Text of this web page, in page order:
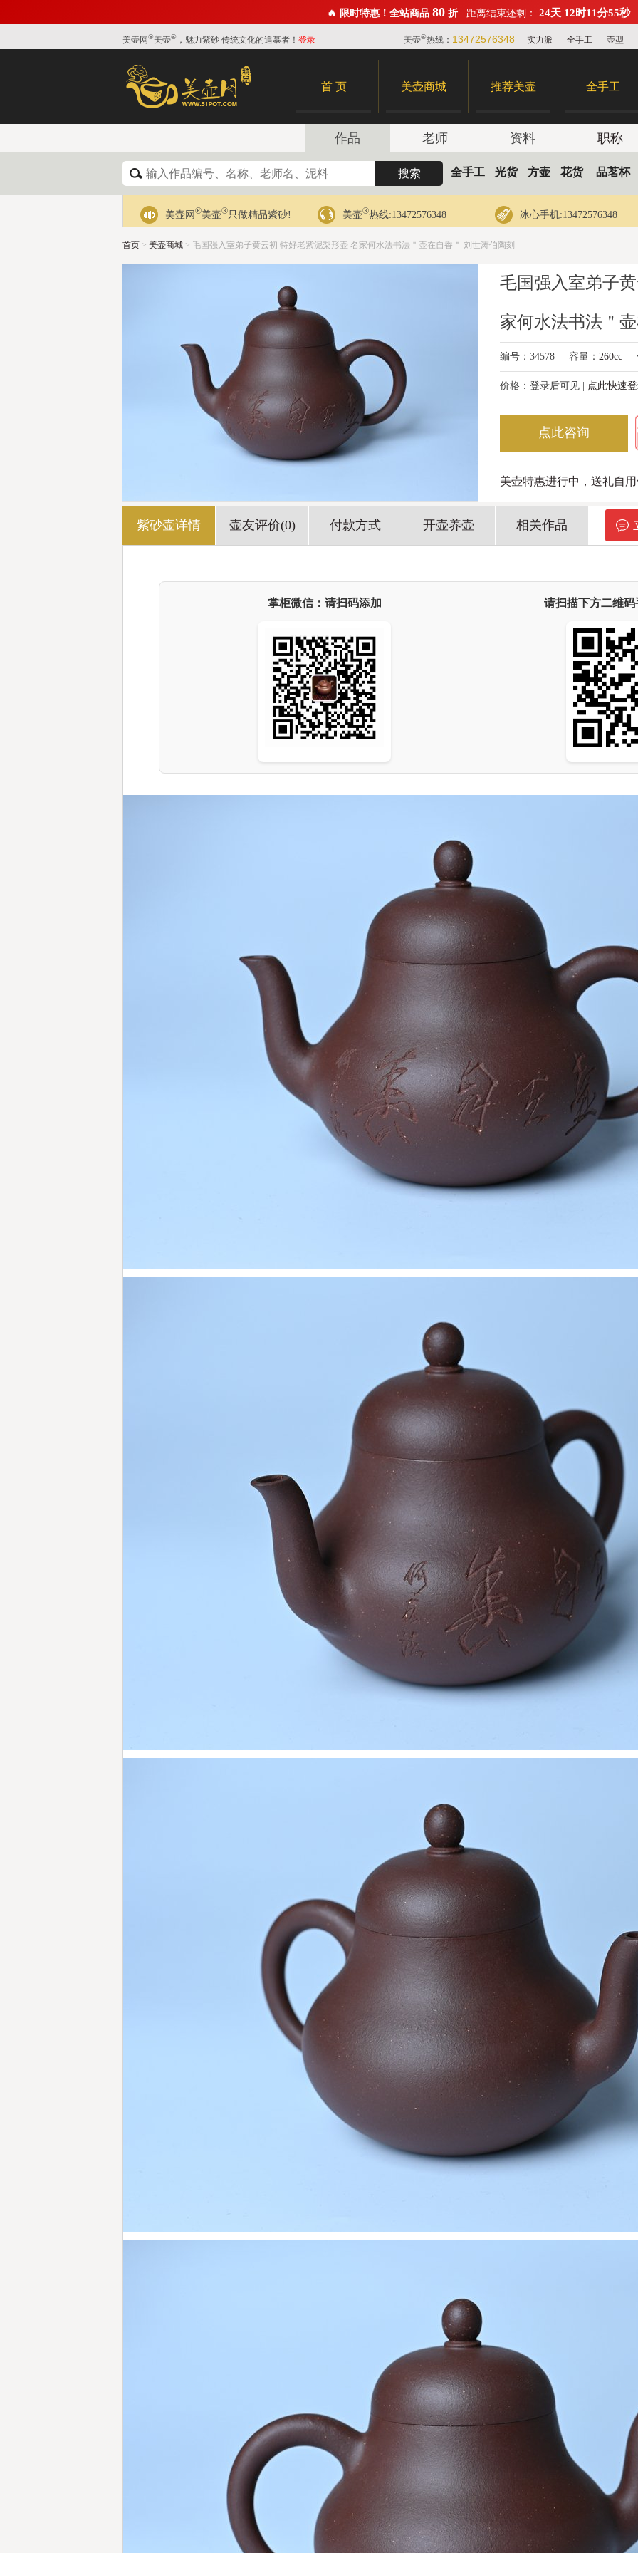
🔥 限时特惠！全站商品 80 折 距离结束还剩： 24天 12时11分53秒
美壶网®美壶® ，魅力紫砂 传统文化的追慕者！ 登录 壶型
全手工
实力派
美壶®热线： 13472576348
首 页 美壶商城 推荐美壶 全手工
作品 老师 资料 职称
全手工 光货 方壶 花货 品茗杯
美壶网®美壶®只做精品紫砂! 美壶®热线:13472576348 冰心手机:13472576348
首页 > 美壶商城 > 毛国强入室弟子黄云初 特好老紫泥梨形壶 名家何水法书法＂壶在自香＂ 刘世涛伯陶刻
毛国强入室弟子
家何水法书法＂
编号：34578 容量： 260cc
价格：登录后可见 | 点此快速
点此咨询
美壶特惠进行中，送礼自
紫砂壶详情 壶友评价(0) 付款方式 开壶养壶 相关作品
掌柜微信：请扫码添加 请扫描下方二维